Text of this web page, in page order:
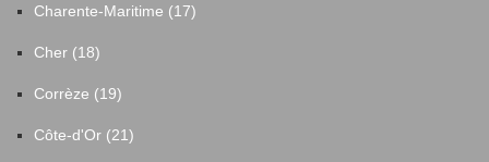
Charente-Maritime (17)
Cher (18)
Corrèze (19)
Côte-d'Or (21)